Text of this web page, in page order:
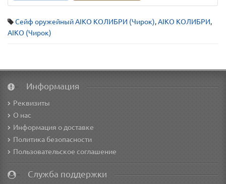
Сейф оружейный AIKO КОЛИБРИ (Чирок),AIKO КОЛИБРИ,
AIKO (Чирок)
Информация
Реквизиты
О нас
Информация о доставке
Политика безопасности
Пользовательское соглашение
Служба поддержки